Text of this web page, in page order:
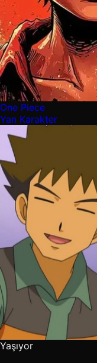
One Piece
Yan Karakter
Yaşıyor